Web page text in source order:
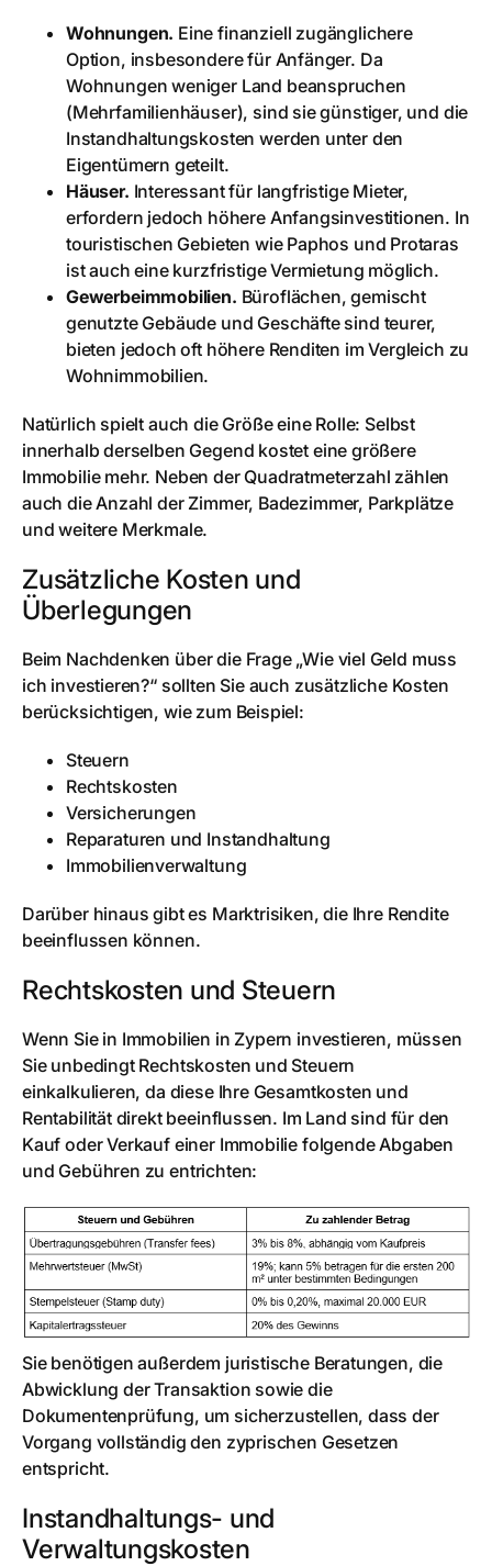
Wohnungen. Eine finanziell zugänglichere
Option, insbesondere für Anfänger. Da
Wohnungen weniger Land beanspruchen
(Mehrfamilienhäuser), sind sie günstiger, und die
Instandhaltungskosten werden unter den
Eigentümern geteilt.
Häuser. Interessant für langfristige Mieter,
erfordern jedoch höhere Anfangsinvestitionen. In
touristischen Gebieten wie Paphos und Protaras
ist auch eine kurzfristige Vermietung möglich.
Gewerbeimmobilien. Büroflächen, gemischt
genutzte Gebäude und Geschäfte sind teurer,
bieten jedoch oft höhere Renditen im Vergleich zu
Wohnimmobilien.
Natürlich spielt auch die Größe eine Rolle: Selbst
innerhalb derselben Gegend kostet eine größere
Immobilie mehr. Neben der Quadratmeterzahl zählen
auch die Anzahl der Zimmer, Badezimmer, Parkplätze
und weitere Merkmale.
Zusätzliche Kosten und
Überlegungen
Beim Nachdenken über die Frage „Wie viel Geld muss
ich investieren?“ sollten Sie auch zusätzliche Kosten
berücksichtigen, wie zum Beispiel:
Steuern
Rechtskosten
Versicherungen
Reparaturen und Instandhaltung
Immobilienverwaltung
Darüber hinaus gibt es Marktrisiken, die Ihre Rendite
beeinflussen können.
Rechtskosten und Steuern
Wenn Sie in Immobilien in Zypern investieren, müssen
Sie unbedingt Rechtskosten und Steuern
einkalkulieren, da diese Ihre Gesamtkosten und
Rentabilität direkt beeinflussen. Im Land sind für den
Kauf oder Verkauf einer Immobilie folgende Abgaben
und Gebühren zu entrichten:
Sie benötigen außerdem juristische Beratungen, die
Abwicklung der Transaktion sowie die
Dokumentenprüfung, um sicherzustellen, dass der
Vorgang vollständig den zyprischen Gesetzen
entspricht.
Instandhaltungs- und
Verwaltungskosten